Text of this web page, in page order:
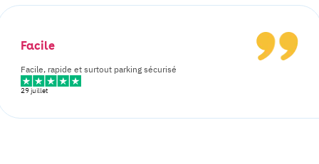
Facile
Facile, rapide et surtout parking sécurisé
29 juillet